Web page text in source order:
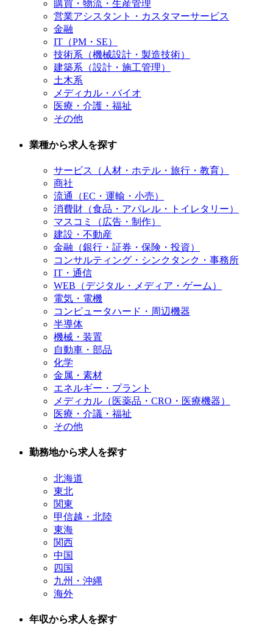
購買・物流・生産管理
営業アシスタント・カスタマーサービス
金融
IT（PM・SE）
技術系（機械設計・製造技術）
建築系（設計・施工管理）
土木系
メディカル・バイオ
医療・介護・福祉
その他
業種から求人を探す
サービス（人材・ホテル・旅行・教育）
商社
流通（EC・運輸・小売）
消費財（食品・アパレル・トイレタリー）
マスコミ（広告・制作）
建設・不動産
金融（銀行・証券・保険・投資）
コンサルティング・シンクタンク・事務所
IT・通信
WEB（デジタル・メディア・ゲーム）
電気・電機
コンピュータハード・周辺機器
半導体
機械・装置
自動車・部品
化学
金属・素材
エネルギー・プラント
メディカル（医薬品・CRO・医療機器）
医療・介議・福祉
その他
勤務地から求人を探す
北海道
東北
関東
甲信越・北陸
東海
関西
中国
四国
九州・沖縄
海外
年収から求人を探す